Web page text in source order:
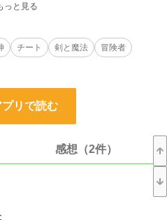
チート 剣と魔法
冒険者
プリで読む
感想（2件）